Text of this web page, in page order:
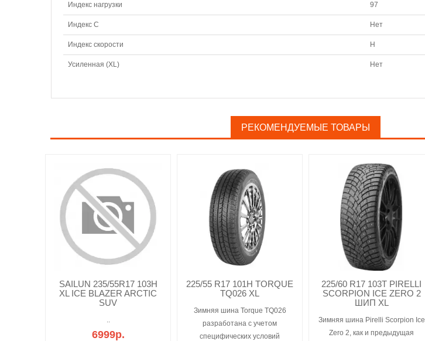
Индекс нагрузки 97
Индекс С Нет
Индекс скорости H
Усиленная (XL) Нет
РЕКОМЕНДУЕМЫЕ ТОВАРЫ
SAILUN 235/55R17 103H
XL ICE BLAZER ARCTIC
SUV
..
6999р.
225/55 R17 101H TORQUE
TQ026 XL
Зимняя шина Torque TQ026
разработана с учетом
специфических условий
225/60 R17 103T PIRELLI
SCORPION ICE ZERO 2
ШИП XL
Зимняя шина Pirelli Scorpion Ice
Zero 2, как и предыдущая